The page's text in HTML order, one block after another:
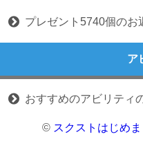
プレゼント5740個のお
ア
おすすめのアビリティ
© スクストはじめま